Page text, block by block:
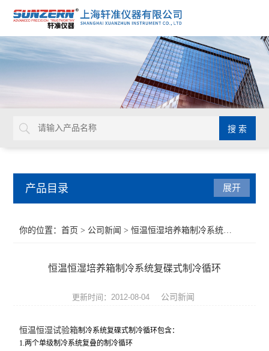
产品目录
三坐标测量机
展开
你的位置：首页 > 公司新闻 > 恒温恒湿培养箱制冷系统复碟式制冷循环
恒温恒湿培养箱制冷系统复碟式制冷循环
更新时间：2012-08-04 公司新闻
恒温恒湿试验箱制冷系统复碟式制冷循环包含：
1.两个单级制冷系统复叠的制冷循环